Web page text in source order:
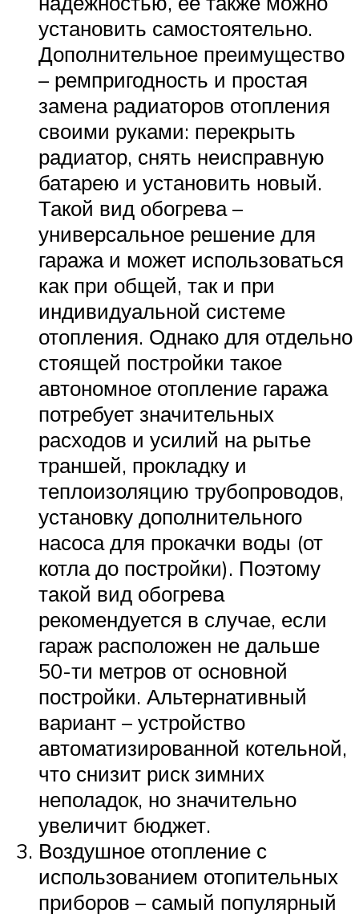
установить самостоятельно.
Дополнительное преимущество
– ремпригодность и простая
замена радиаторов отопления
своими руками: перекрыть
радиатор, снять неисправную
батарею и установить новый.
Такой вид обогрева –
универсальное решение для
гаража и может использоваться
как при общей, так и при
индивидуальной системе
отопления. Однако для отдельно
стоящей постройки такое
автономное отопление гаража
потребует значительных
расходов и усилий на рытье
траншей, прокладку и
теплоизоляцию трубопроводов,
установку дополнительного
насоса для прокачки воды (от
котла до постройки). Поэтому
такой вид обогрева
рекомендуется в случае, если
гараж расположен не дальше
50-ти метров от основной
постройки. Альтернативный
вариант – устройство
автоматизированной котельной,
что снизит риск зимних
неполадок, но значительно
увеличит бюджет.
Воздушное отопление с
использованием отопительных
приборов – самый популярный